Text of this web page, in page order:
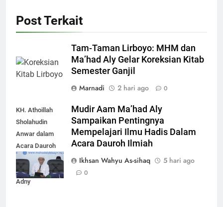
Post Terkait
Tam-Taman Lirboyo: MHM dan
Ma’had Aly Gelar Koreksian Kitab
Semester Ganjil
Marnadi
2 hari ago 0
KH. Athoillah
Sholahudin
Anwar dalam
Acara Dauroh
Ilmiah bersama
Syekh Yasir Al-
Adny
Mudir Aam Ma’had Aly
Sampaikan Pentingnya
Mempelajari Ilmu Hadis Dalam
Acara Dauroh Ilmiah
Ikhsan Wahyu As-sihaq
5 hari ago
0